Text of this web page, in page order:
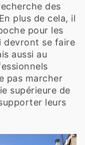
des
plus de cela, il
pour les
devront se faire
aussi au
pas marcher
supérieure de
leurs